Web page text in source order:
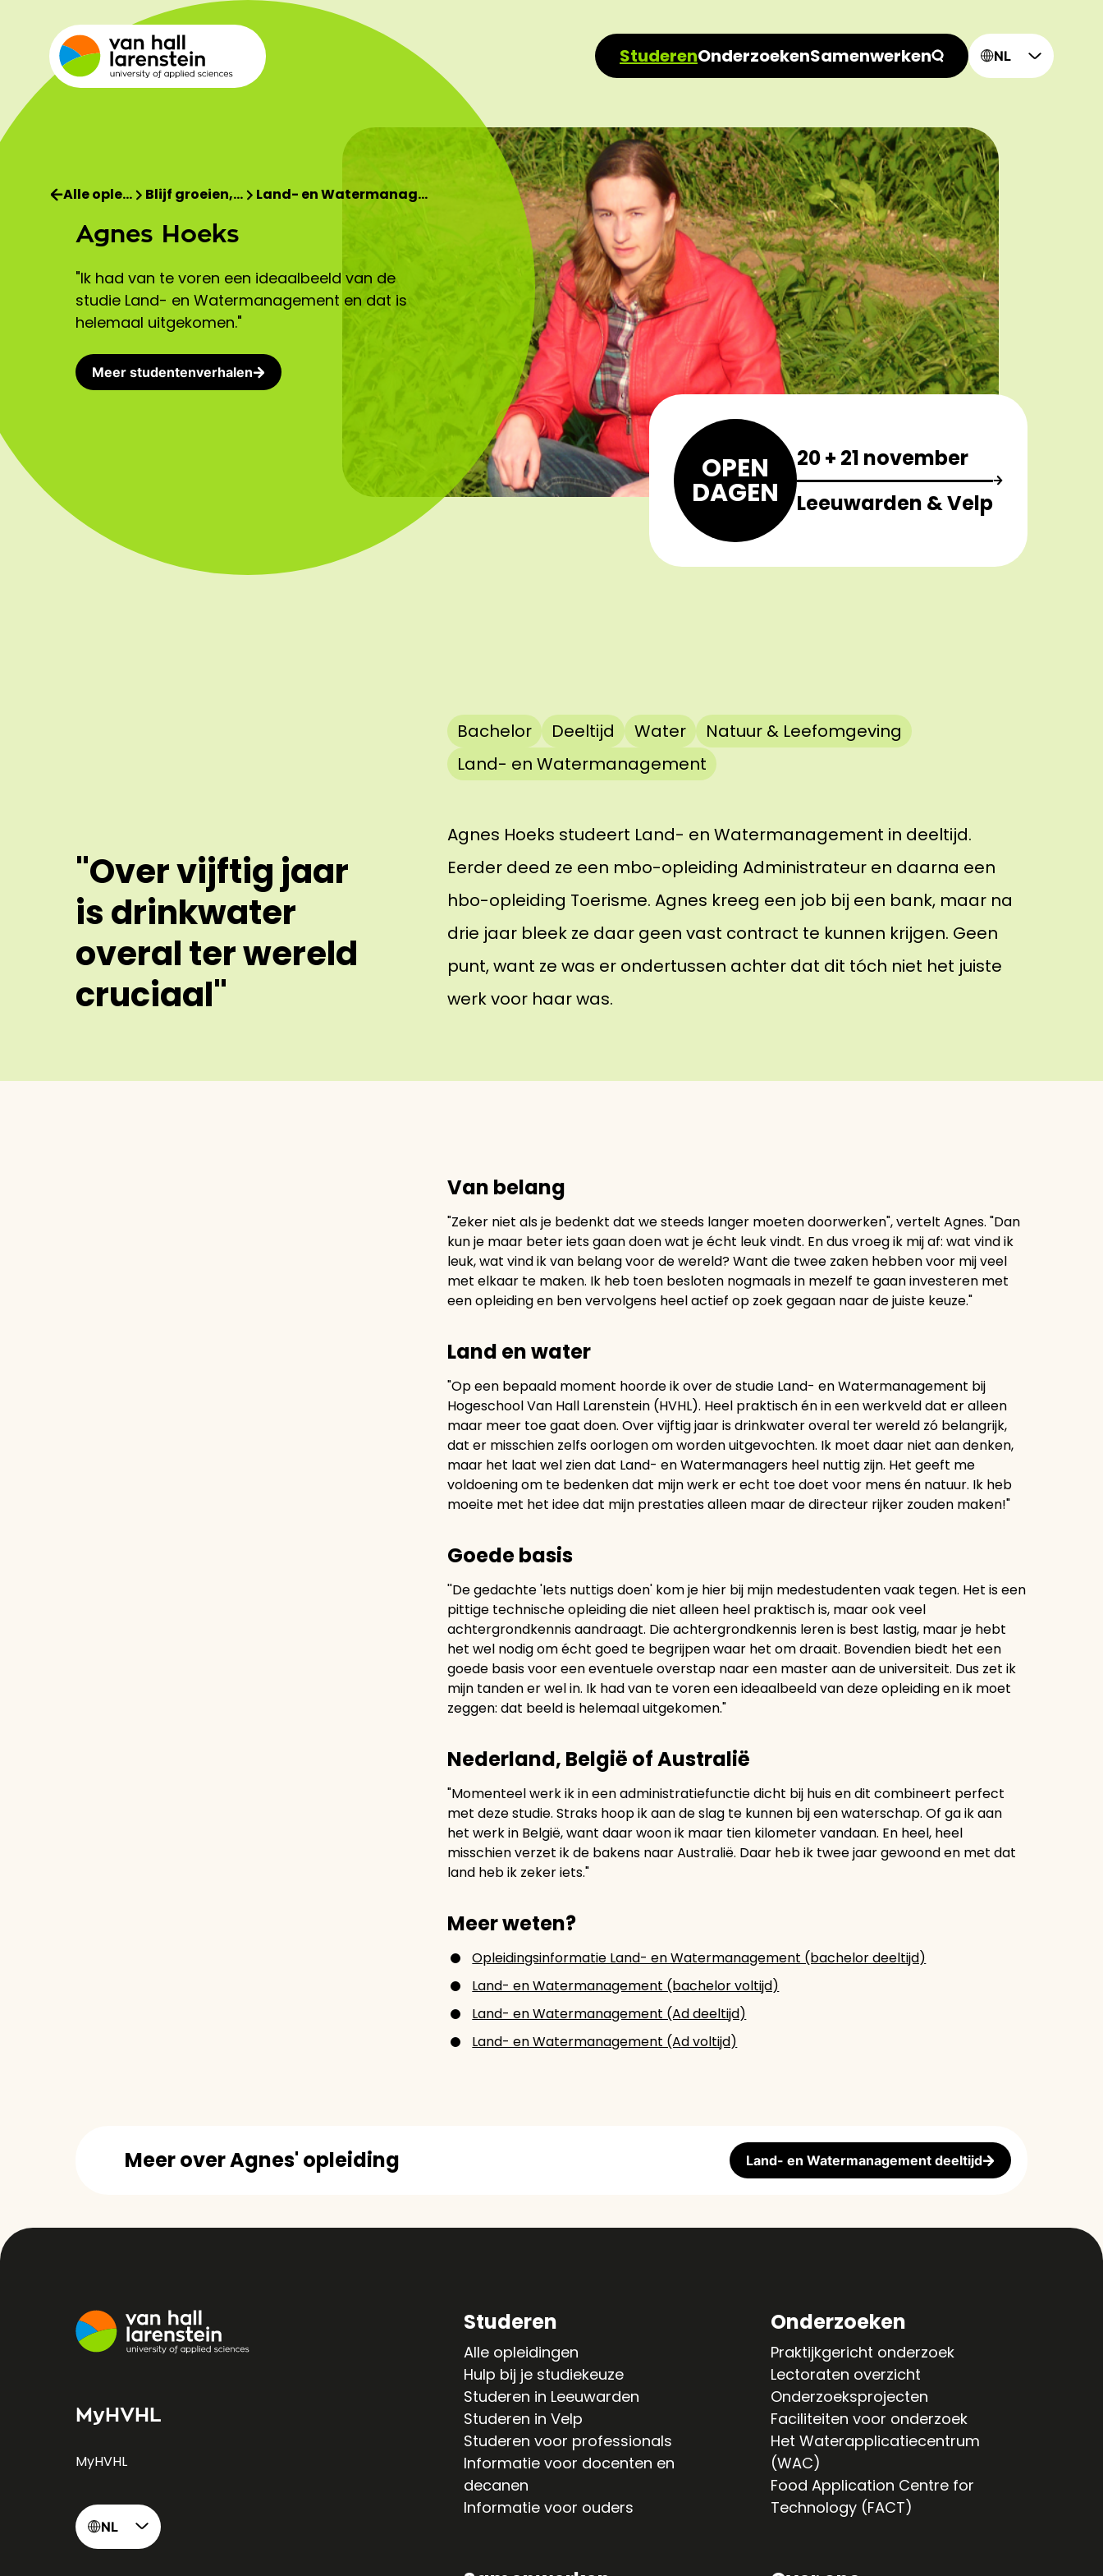
StuderenOnderzoekenSamenwerken NL
Alle ople… Blijf groeien,… Land- en Watermanag…
Agnes Hoeks
"Ik had van te voren een ideaalbeeld van de
studie Land- en Watermanagement en dat is
helemaal uitgekomen."
Meer studentenverhalen
OPEN
DAGEN
20 + 21 november
Leeuwarden & Velp
"Over vijftig jaar
is drinkwater
overal ter wereld
cruciaal"
Bachelor Deeltijd Water
Natuur & Leefomgeving
Land- en Watermanagement
Agnes Hoeks studeert Land- en Watermanagement in deeltijd.
Eerder deed ze een mbo-opleiding Administrateur en daarna een
hbo-opleiding Toerisme. Agnes kreeg een job bij een bank, maar na
drie jaar bleek ze daar geen vast contract te kunnen krijgen. Geen
punt, want ze was er ondertussen achter dat dit tóch niet het juiste
werk voor haar was.
Van belang
"Zeker niet als je bedenkt dat we steeds langer moeten doorwerken", vertelt Agnes. "Dan
kun je maar beter iets gaan doen wat je écht leuk vindt. En dus vroeg ik mij af: wat vind ik
leuk, wat vind ik van belang voor de wereld? Want die twee zaken hebben voor mij veel
met elkaar te maken. Ik heb toen besloten nogmaals in mezelf te gaan investeren met
een opleiding en ben vervolgens heel actief op zoek gegaan naar de juiste keuze."
Land en water
"Op een bepaald moment hoorde ik over de studie Land- en Watermanagement bij
Hogeschool Van Hall Larenstein (HVHL). Heel praktisch én in een werkveld dat er alleen
maar meer toe gaat doen. Over vijftig jaar is drinkwater overal ter wereld zó belangrijk,
dat er misschien zelfs oorlogen om worden uitgevochten. Ik moet daar niet aan denken,
maar het laat wel zien dat Land- en Watermanagers heel nuttig zijn. Het geeft me
voldoening om te bedenken dat mijn werk er echt toe doet voor mens én natuur. Ik heb
moeite met het idee dat mijn prestaties alleen maar de directeur rijker zouden maken!"
Goede basis
''De gedachte 'Iets nuttigs doen' kom je hier bij mijn medestudenten vaak tegen. Het is een
pittige technische opleiding die niet alleen heel praktisch is, maar ook veel
achtergrondkennis aandraagt. Die achtergrondkennis leren is best lastig, maar je hebt
het wel nodig om écht goed te begrijpen waar het om draait. Bovendien biedt het een
goede basis voor een eventuele overstap naar een master aan de universiteit. Dus zet ik
mijn tanden er wel in. Ik had van te voren een ideaalbeeld van deze opleiding en ik moet
zeggen: dat beeld is helemaal uitgekomen."
Nederland, België of Australië
"Momenteel werk ik in een administratiefunctie dicht bij huis en dit combineert perfect
met deze studie. Straks hoop ik aan de slag te kunnen bij een waterschap. Of ga ik aan
het werk in België, want daar woon ik maar tien kilometer vandaan. En heel, heel
misschien verzet ik de bakens naar Australië. Daar heb ik twee jaar gewoond en met dat
land heb ik zeker iets."
Meer weten?
Opleidingsinformatie Land- en Watermanagement (bachelor deeltijd)
Land- en Watermanagement (bachelor voltijd)
Land- en Watermanagement (Ad deeltijd)
Land- en Watermanagement (Ad voltijd)
Meer over Agnes' opleiding Land- en Watermanagement deeltijd
MyHVHL
MyHVHL
NL
Studeren
Alle opleidingen
Hulp bij je studiekeuze
Studeren in Leeuwarden
Studeren in Velp
Studeren voor professionals
Informatie voor docenten en
decanen
Informatie voor ouders
Onderzoeken
Praktijkgericht onderzoek
Lectoraten overzicht
Onderzoeksprojecten
Faciliteiten voor onderzoek
Het Waterapplicatiecentrum
(WAC)
Food Application Centre for
Technology (FACT)